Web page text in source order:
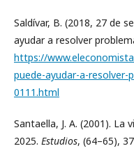
Saldívar, B. (2018, 27 de
ayudar a resolver
https://
puede-ayudar-a-resolver-
0111.html
Santaella, J. A. (2001). La
2025. Estudios, (64–65),